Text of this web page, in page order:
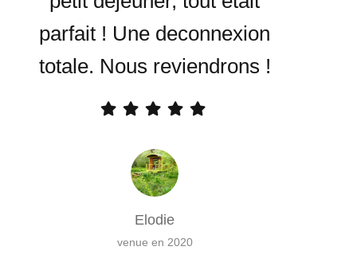
parfait ! Une deconnexion
totale. Nous reviendrons !
Elodie
venue en 2020